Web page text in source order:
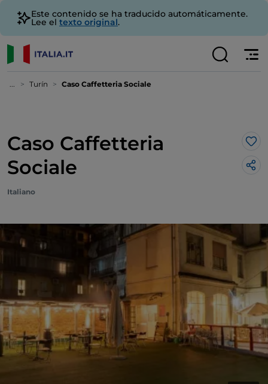
Este contenido se ha traducido automáticamente.
Lee el texto original.
... Turín Caso Caffetteria Sociale
Caso Caffetteria
Sociale
Me
Italiano